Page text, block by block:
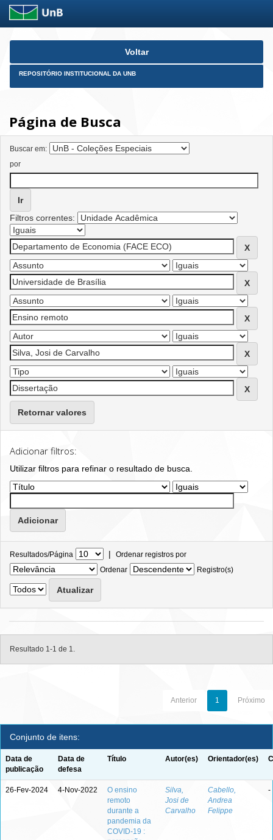
Skip
Voltar
REPOSITÓRIO INSTITUCIONAL DA UNB
Página de Busca
Buscar em:
por
Filtros correntes:
Retornar valores
Adicionar filtros:
Utilizar filtros para refinar o resultado de busca.
Resultados/Página | Ordenar registros por
Ordenar
Registro(s)
Resultado 1-1 de 1.
Anterior 1 Próximo
Conjunto de itens:
Data de
publicação
Data de
defesa
Título Autor(es) Orientador(es)
26-Fev-2024 4-Nov-2022
O ensino
remoto
durante a
pandemia da
COVID-19 :
Silva,
Josi de
Carvalho
Cabello,
Andrea
Felippe
-